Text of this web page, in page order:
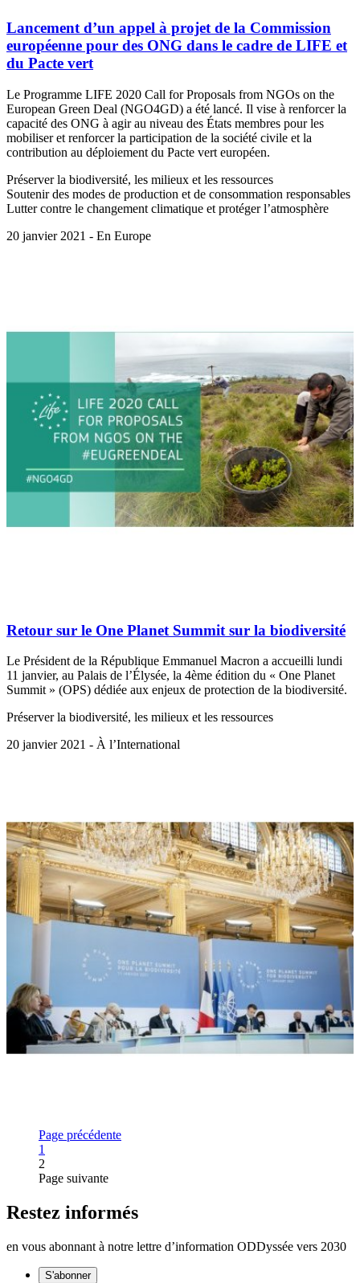
Lancement d’un appel à projet de la Commission
européenne pour des ONG dans le cadre de LIFE et
du Pacte vert
Le Programme LIFE 2020 Call for Proposals from NGOs on the
European Green Deal (NGO4GD) a été lancé. Il vise à renforcer la
capacité des ONG à agir au niveau des États membres pour les
mobiliser et renforcer la participation de la société civile et la
contribution au déploiement du Pacte vert européen.
Préserver la biodiversité, les milieux et les ressources
Soutenir des modes de production et de consommation responsables
Lutter contre le changement climatique et protéger l’atmosphère
20 janvier 2021 - En Europe
Retour sur le One Planet Summit sur la biodiversité
Le Président de la République Emmanuel Macron a accueilli lundi
11 janvier, au Palais de l’Élysée, la 4ème édition du « One Planet
Summit » (OPS) dédiée aux enjeux de protection de la biodiversité.
Préserver la biodiversité, les milieux et les ressources
20 janvier 2021 - À l’International
Page précédente
Page
1
2
Page suivante
Restez informés
en vous abonnant à notre lettre d’information ODDyssée vers 2030
S'abonner